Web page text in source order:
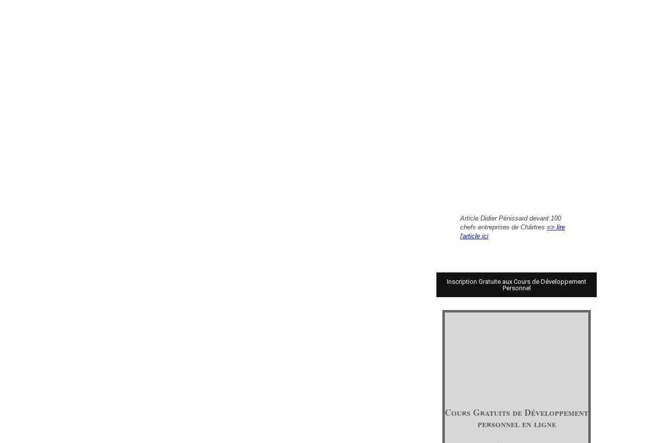
Article Didier Pénissard devant 100
chefs entreprises de Chârtres => lire
l'article ici
Inscription Gratuite aux Cours de Développement
Personnel
Cours Gratuits de Développement
personnel en ligne